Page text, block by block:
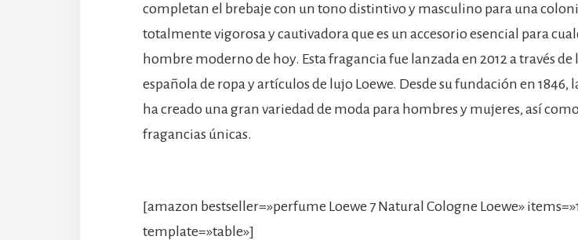
completan el brebaje con un tono distintivo y masculino para una
totalmente vigorosa y cautivadora que es un accesorio esencial para
hombre moderno de hoy. Esta fragancia fue lanzada en 2012 a través de
española de ropa y artículos de lujo Loewe. Desde su fundación en 1846,
ha creado una gran variedad de moda para hombres y mujeres, así
fragancias únicas.
[amazon bestseller=»perfume Loewe 7 Natural Cologne Loewe»
template=»table»]